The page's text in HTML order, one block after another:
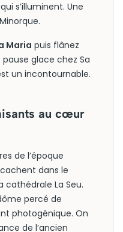
s’illuminent. Une
Maria puis flânez
glace chez Sa
un incontournable.
au cœur
de l’époque
dans le
cathédrale La Seu.
percé de
photogénique. On
de l’ancien